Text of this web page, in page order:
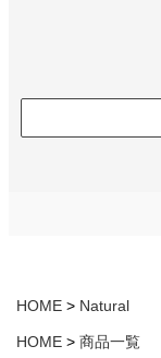
HOME Natural
HOME 商品一覧